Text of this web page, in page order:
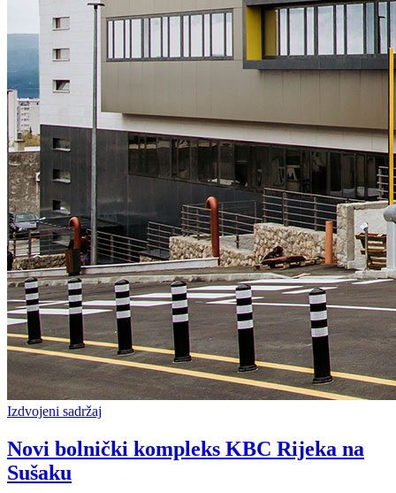
Izdvojeni sadržaj
Novi bolnički kompleks KBC Rijeka na
Sušaku